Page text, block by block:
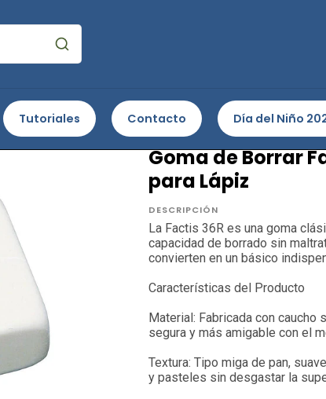
Tutoriales Contacto Día del Niño
Escolar Gomas de borrar Goma de Borrar Factis 36R
FACTIS
Goma de Borrar
para Lápiz
DESCRIPCIÓN
La Factis 36R es una goma
capacidad de borrado sin
convierten en un básico
Características del Producto
Material: Fabricada con caucho
segura y más amigable con el
Textura: Tipo miga de pan,
y pasteles sin desgastar la